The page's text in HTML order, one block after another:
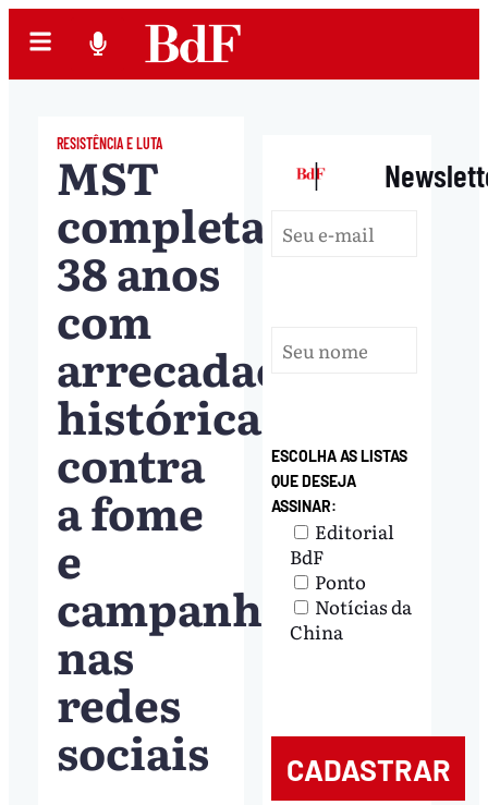
RESISTÊNCIA E LUTA
MST
completa
38 anos
com
arrecadação
histórica
contra
a fome
e
campanha
nas
redes
sociais
|
ESCOLHA AS LISTAS
QUE DESEJA
ASSINAR:
Editorial
BdF
Ponto
Notícias da
China